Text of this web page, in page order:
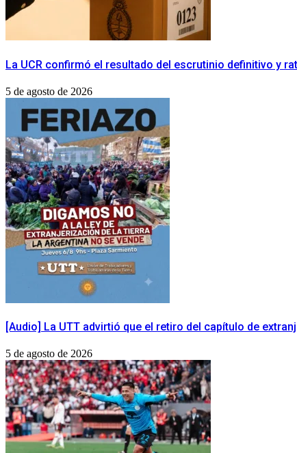
La UCR confirmó el resultado del escrutinio definitivo y
5 de agosto de 2026
[Audio] La UTT advirtió que el retiro del capítulo de
5 de agosto de 2026